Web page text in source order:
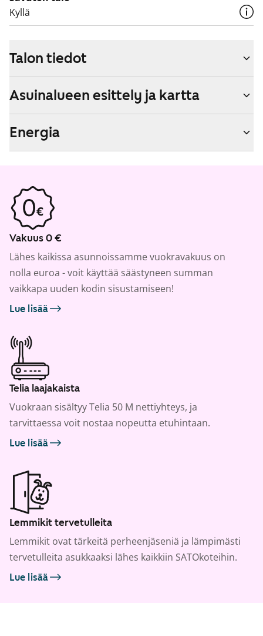
Kyllä
Talon tiedot
Asuinalueen esittely ja kartta
Energia
Vakuus 0 €
Lähes kaikissa asunnoissamme vuokravakuus on
nolla euroa - voit käyttää säästyneen summan
vaikkapa uuden kodin sisustamiseen!
Lue lisää
Telia laajakaista
Vuokraan sisältyy Telia 50 M nettiyhteys, ja
tarvittaessa voit nostaa nopeutta etuhintaan.
Lue lisää
Lemmikit tervetulleita
Lemmikit ovat tärkeitä perheenjäseniä ja lämpimästi
tervetulleita asukkaaksi lähes kaikkiin SATOkoteihin.
Lue lisää